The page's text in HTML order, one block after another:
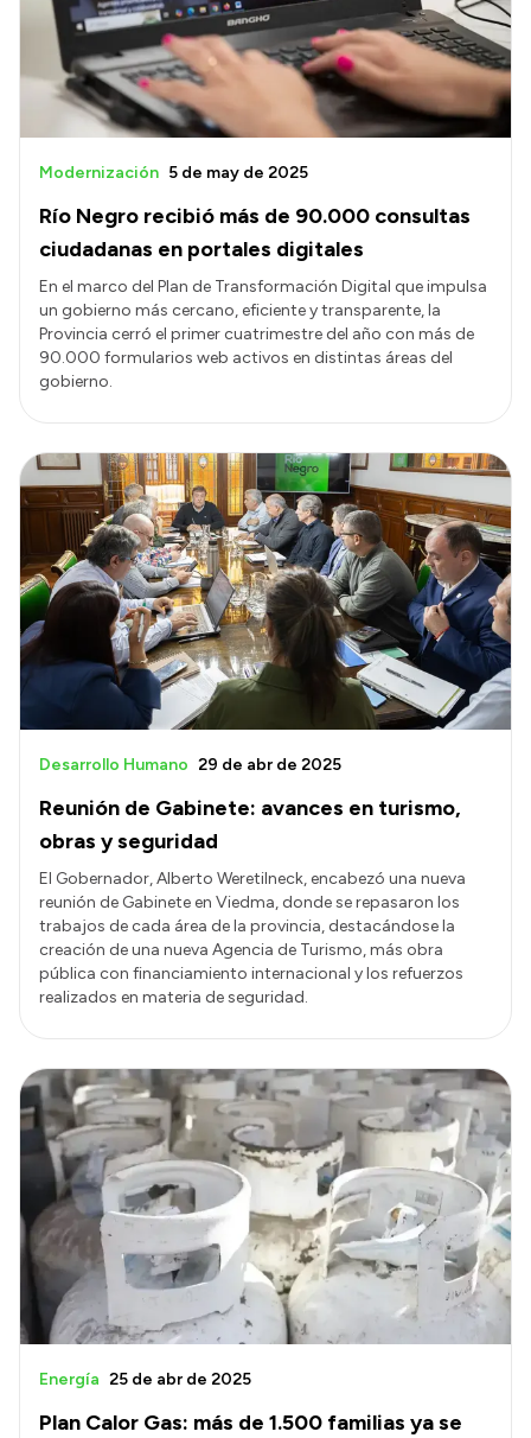
Río Negro recibió más de 90.000 consultas
ciudadanas en portales digitales
Modernización 5 de may de 2025
En el marco del Plan de Transformación Digital que impulsa
un gobierno más cercano, eficiente y transparente, la
Provincia cerró el primer cuatrimestre del año con más de
90.000 formularios web activos en distintas áreas del
gobierno.
Reunión de Gabinete: avances en turismo,
obras y seguridad
Desarrollo Humano 29 de abr de 2025
El Gobernador, Alberto Weretilneck, encabezó una nueva
reunión de Gabinete en Viedma, donde se repasaron los
trabajos de cada área de la provincia, destacándose la
creación de una nueva Agencia de Turismo, más obra
pública con financiamiento internacional y los refuerzos
realizados en materia de seguridad.
Plan Calor Gas: más de 1.500 familias ya se
Energía 25 de abr de 2025